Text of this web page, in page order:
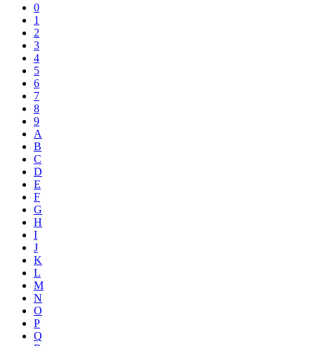
0
1
2
3
4
5
6
7
8
9
A
B
C
D
E
F
G
H
I
J
K
L
M
N
O
P
Q